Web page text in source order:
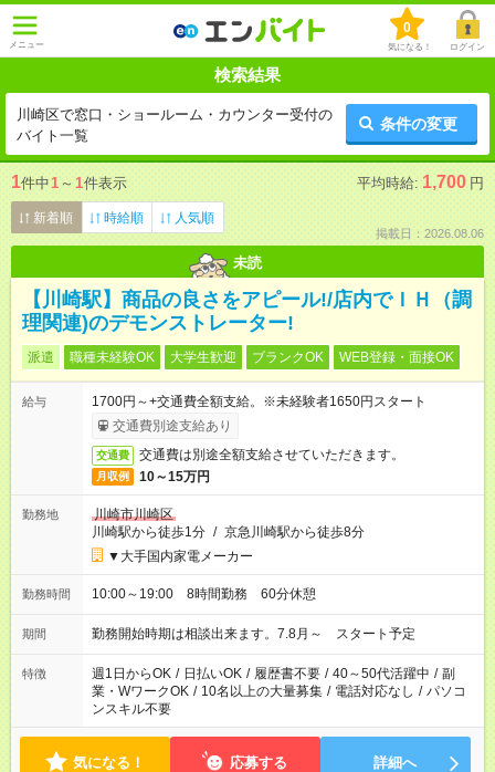
メニュー
0
気になる！ ログイン
検索結果
川崎区で窓口・ショールーム・カウンター受付の
バイト一覧
条件の変更
1件中1 ～ 1件表示 平均時給: 1,700 円
新着順 時給順 人気順
掲載日：2026.08.06
未読
【川崎駅】商品の良さをアピール!/店内でＩＨ（調
理関連)のデモンストレーター!
派遣 職種未経験OK 大学生歓迎 ブランクOK WEB登録・面接OK
給与
1700円～+交通費全額支給。※未経験者1650円スタート
交通費別途支給あり
交通費 交通費は別途全額支給させていただきます。
月収例 10～15万円
勤務地
川崎市川崎区
川崎駅から徒歩1分 / 京急川崎駅から徒歩8分
▼大手国内家電メーカー
勤務時間 10:00～19:00 8時間勤務 60分休憩
期間 勤務開始時期は相談出来ます。7.8月～ スタート予定
特徴 週1日からOK / 日払いOK / 履歴書不要 / 40～50代活躍中 / 副
業・WワークOK / 10名以上の大量募集 / 電話対応なし / パソコ
ンスキル不要
気になる！ 応募する 詳細へ